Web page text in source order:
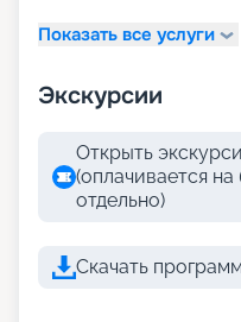
Показать все услуги
Экскурсии
Открыть
(оплачивается
отдельно)
Скачать